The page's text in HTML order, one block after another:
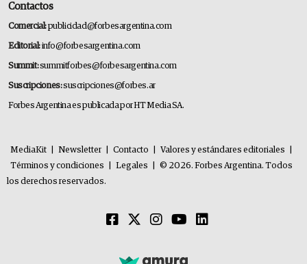
Contactos
Comercial:publicidad@forbesargentina.com
Editorial:info@forbesargentina.com
Summit:summitforbes@forbesargentina.com
Suscripciones:suscripciones@forbes.ar
Forbes Argentina es publicada por HT Media SA.
MediaKit Newsletter Contacto Valores y estándares editoriales
Términos y condiciones
Legales
© 2026. Forbes Argentina. Todos
los derechos reservados.